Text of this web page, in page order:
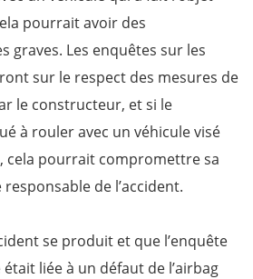
pourrait avoir des
graves. Les enquêtes sur les
sur le respect des mesures de
le constructeur, et si le
à rouler avec un véhicule visé
cela pourrait compromettre sa
de l’accident.
se produit et que l’enquête
liée à un défaut de l’airbag